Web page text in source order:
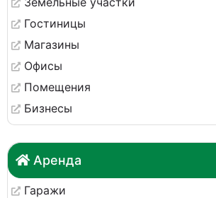
Гостиницы
Магазины
Офисы
Помещения
Бизнесы
Аренда
Гаражи